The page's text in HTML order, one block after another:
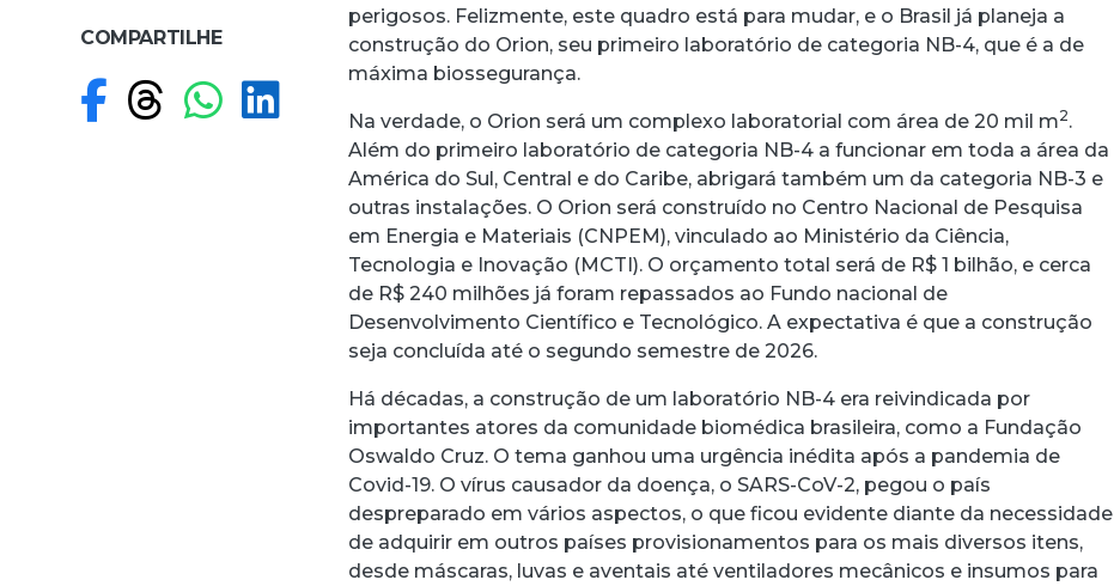
perigosos. Felizmente, este quadro está para mudar, e o Brasil já planeja a
construção do Orion, seu primeiro laboratório de categoria NB-4, que é a de
máxima biossegurança.
Na verdade, o Orion será um complexo laboratorial com área de 20 mil m2.
Além do primeiro laboratório de categoria NB-4 a funcionar em toda a área da
América do Sul, Central e do Caribe, abrigará também um da categoria NB-3 e
outras instalações. O Orion será construído no Centro Nacional de Pesquisa
em Energia e Materiais (CNPEM), vinculado ao Ministério da Ciência,
Tecnologia e Inovação (MCTI). O orçamento total será de R$ 1 bilhão, e cerca
de R$ 240 milhões já foram repassados ao Fundo nacional de
Desenvolvimento Científico e Tecnológico. A expectativa é que a construção
seja concluída até o segundo semestre de 2026.
Há décadas, a construção de um laboratório NB-4 era reivindicada por
importantes atores da comunidade biomédica brasileira, como a Fundação
Oswaldo Cruz. O tema ganhou uma urgência inédita após a pandemia de
Covid-19. O vírus causador da doença, o SARS-CoV-2, pegou o país
despreparado em vários aspectos, o que ficou evidente diante da necessidade
de adquirir em outros países provisionamentos para os mais diversos itens,
desde máscaras, luvas e aventais até ventiladores mecânicos e insumos para
COMPARTILHE
Compartilhar no Facebook
Compartilhar no Threads
Compartilhar no WhatsApp
Compartilhar no LinkedIn